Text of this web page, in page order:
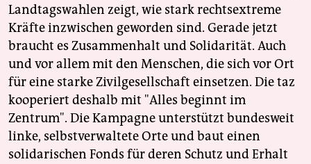
Landtagswahlen zeigt, wie stark rechtsextreme
Kräfte inzwischen geworden sind. Gerade jetzt
braucht es Zusammenhalt und Solidarität. Auch
und vor allem mit den Menschen, die sich vor Ort
für eine starke Zivilgesellschaft einsetzen. Die taz
kooperiert deshalb mit "Alles beginnt im
Zentrum". Die Kampagne unterstützt bundesweit
linke, selbstverwaltete Orte und baut einen
solidarischen Fonds für deren Schutz und Erhalt